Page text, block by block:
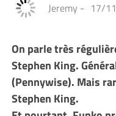
Jeremy - 17/
On parle très
Stephen King.
(Pennywise). Mais
Stephen King.